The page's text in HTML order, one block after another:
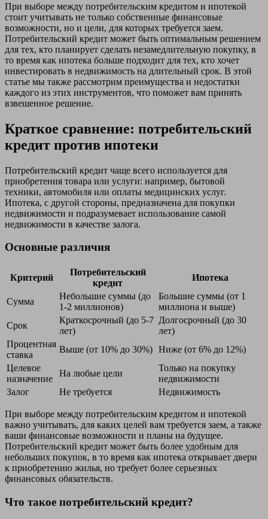
При выборе между потребительским кредитом и ипотекой
стоит учитывать не только собственные финансовые
возможности, но и цели, для которых требуется заем.
Потребительский кредит может быть оптимальным решением
для тех, кто планирует сделать незамедлительную покупку, в
то время как ипотека больше подходит для тех, кто хочет
инвестировать в недвижимость на длительный срок. В этой
статье мы также рассмотрим преимущества и недостатки
каждого из этих инструментов, что поможет вам принять
взвешенное решение.
Краткое сравнение: потребительский
кредит против ипотеки
Потребительский кредит чаще всего используется для
приобретения товара или услуги: например, бытовой
техники, автомобиля или оплаты медицинских услуг.
Ипотека, с другой стороны, предназначена для покупки
недвижимости и подразумевает использование самой
недвижимости в качестве залога.
Основные различия
Критерий
Потребительский
кредит
Ипотека
Сумма
Небольшие суммы (до
1-2 миллионов)
Большие суммы (от 1
миллиона и выше)
Срок
Краткосрочный (до 5-7
лет)
Долгосрочный (до 30
лет)
Процентная
ставка
Выше (от 10% до 30%) Ниже (от 6% до 12%)
Целевое
назначение
На любые цели
Только на покупку
недвижимости
Залог
Не требуется Недвижимость
При выборе между потребительским кредитом и ипотекой
важно учитывать, для каких целей вам требуется заем, а также
ваши финансовые возможности и планы на будущее.
Потребительский кредит может быть более удобным для
небольших покупок, в то время как ипотека открывает двери
к приобретению жилья, но требует более серьезных
финансовых обязательств.
Что такое потребительский кредит?